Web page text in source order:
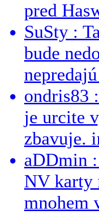
pred
SuSty :
bude
ondris83
je urcite
zbavuje.
aDDmin
NV karty
mnohem